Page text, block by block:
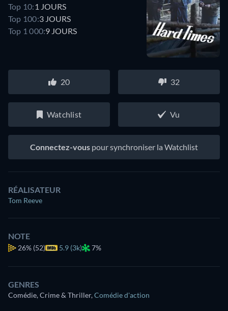
Top 10: 1 JOURS
Top 100:3 JOURS
Top 1 000:9 JOURS
20 32
Watchlist Vu
Connectez-vous pour synchroniser la Watchlist
RÉALISATEUR
Tom Reeve
NOTE
26% (52) 5.9 (3k) 7%
GENRES
Comédie, Crime & Thriller,Comédie d'action